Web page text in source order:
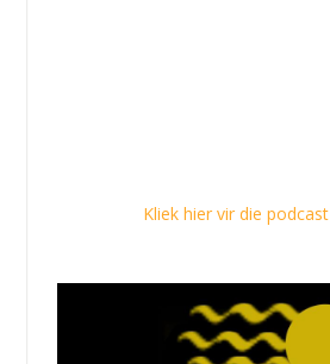
Kliek hier vir die podcast